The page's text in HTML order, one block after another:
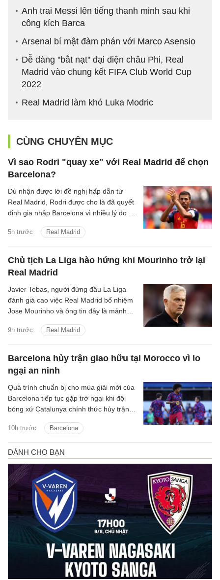
Anh trai Messi lên tiếng thanh minh sau khi
công kích Barca
Arsenal bí mật đàm phán với Marco Asensio
Dễ dàng "bắt nạt" đại diện châu Phi, Real
Madrid vào chung kết FIFA Club World Cup
2022
Real Madrid làm khó Luka Modric
CÙNG CHUYÊN MỤC
Vì sao Rodri "quay xe" với Real Madrid để chọn
Barcelona?
5h trước Real Madrid
Dù nhận được lời đề nghị hấp dẫn từ
Real Madrid, Rodri được cho là đã quyết
định gia nhập Barcelona vì nhiều lý do cả
Chủ tịch La Liga hào hứng khi Mourinho trở lại
Real Madrid
9h trước Real Madrid
Javier Tebas, người đứng đầu La Liga
đánh giá cao việc Real Madrid bổ nhiệm
Jose Mourinho và ông tin đây là mảnh
Barcelona hủy trận giao hữu tại Morocco vì lo
ngại an ninh
10h trước Barcelona
Quá trình chuẩn bị cho mùa giải mới của
Barcelona tiếp tục gặp trở ngại khi đội
bóng xứ Catalunya chính thức hủy trận
liên quan đến tình hình an ninh tại khu
vực Bắc Phi.